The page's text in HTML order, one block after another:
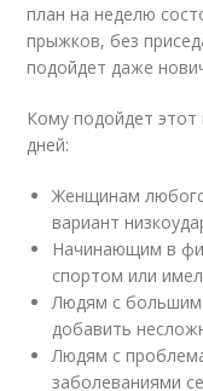
план на неделю
прыжков, без
подойдет даже
Кому подойдет этот
дней:
Женщинам
вариант
Начинающим в
спортом или
Людям с
добавить
Людям с
заболеваниями